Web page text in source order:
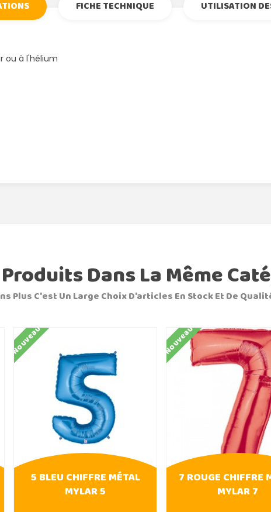
FICHE TECHNIQUE UTILISATION
ou à l'hélium
Produits Dans La Même
Plus C'est Un Large Choix D'articles En Stock Et De
Nouveau
5 BLEU CHIFFRE MÉTAL
MYLAR 5
Nouveau
7 ROUGE CHIFFRE
MYLAR 7